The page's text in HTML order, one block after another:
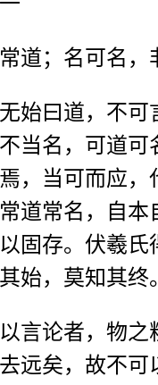
道；名可名，
始曰道，不可
当名，可道可
，当可而应，
道常名，自本
固存。伏羲氏
始，莫知其终。
言论者，物之
远矣，故不可